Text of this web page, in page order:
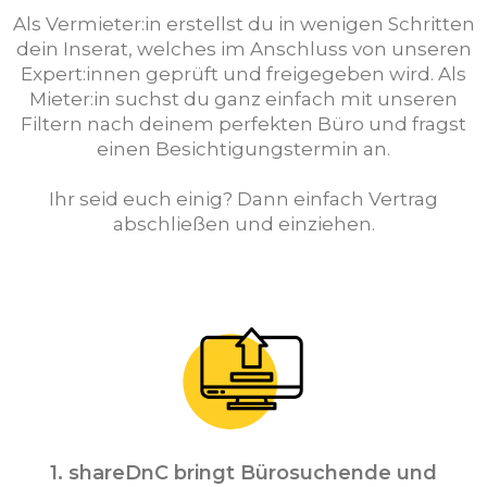
Als Vermieter:in erstellst du in wenigen Schritten
dein Inserat, welches im Anschluss von unseren
Expert:innen geprüft und freigegeben wird. Als
Mieter:in suchst du ganz einfach mit unseren
Filtern nach deinem perfekten Büro und fragst
einen Besichtigungstermin an.
Ihr seid euch einig? Dann einfach Vertrag
abschließen und einziehen.
1. shareDnC bringt Bürosuchende und